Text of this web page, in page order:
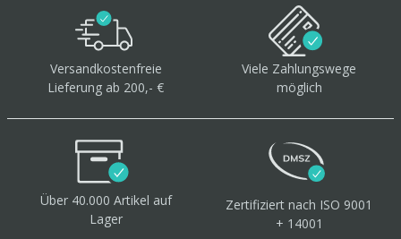
Versandkostenfreie
Lieferung ab 200,- €
Viele Zahlungswege
möglich
Über 40.000 Artikel auf
Lager
Zertifiziert nach ISO 9001
+ 14001